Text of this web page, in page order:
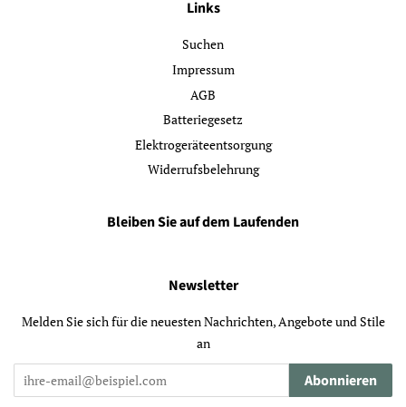
Links
Suchen
Impressum
AGB
Batteriegesetz
Elektrogeräteentsorgung
Widerrufsbelehrung
Bleiben Sie auf dem Laufenden
Newsletter
Melden Sie sich für die neuesten Nachrichten, Angebote und Stile
an
Abonnieren